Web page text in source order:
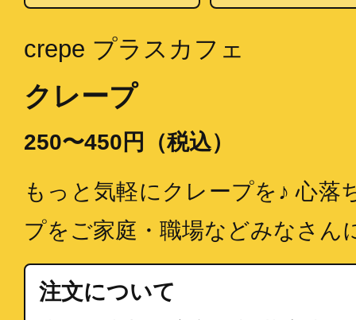
crepe プラスカフェ
クレープ
250〜450円（税込）
もっと気軽にクレープを♪ 心落
プをご家庭・職場などみなさん
注文について